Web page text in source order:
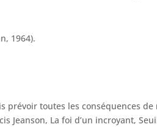
1964).
prévoir toutes les conséquences de
Jeanson, La foi d’un incroyant,